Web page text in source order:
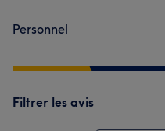
Personnel
Filtrer les avis